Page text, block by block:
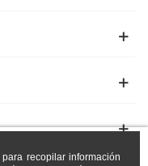
recopilar información